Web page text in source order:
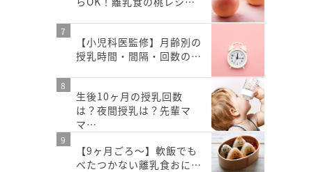
【小児科医監修】月齢別の
授乳時間・間隔・回数の…
生後10ヶ月の授乳回数
は？夜間授乳は？先輩マ
マ…
【9ヶ月ごろ〜】軟飯でも
べたつかない離乳食おに…